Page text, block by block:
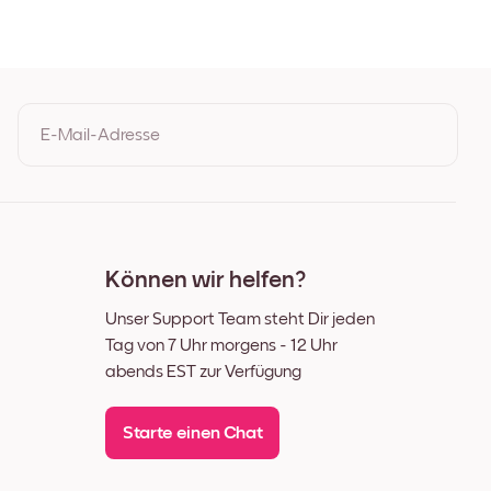
Walnuss
E-Mail-Adresse
Können wir helfen?
Unser Support Team steht Dir jeden
Tag von 7 Uhr morgens - 12 Uhr
abends EST zur Verfügung
Starte einen Chat